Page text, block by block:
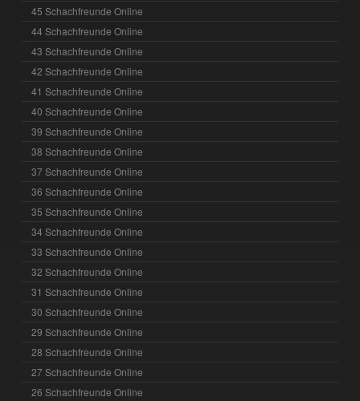
45 Schachfreunde Online
44 Schachfreunde Online
43 Schachfreunde Online
42 Schachfreunde Online
41 Schachfreunde Online
40 Schachfreunde Online
39 Schachfreunde Online
38 Schachfreunde Online
37 Schachfreunde Online
36 Schachfreunde Online
35 Schachfreunde Online
34 Schachfreunde Online
33 Schachfreunde Online
32 Schachfreunde Online
31 Schachfreunde Online
30 Schachfreunde Online
29 Schachfreunde Online
28 Schachfreunde Online
27 Schachfreunde Online
26 Schachfreunde Online